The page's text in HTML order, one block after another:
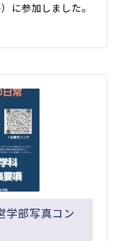
に参加しました。
学部写真コン